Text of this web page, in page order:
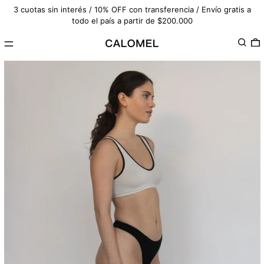
3 cuotas sin interés / 10% OFF con transferencia / Envío gratis a
todo el país a partir de $200.000
Menú Buscar